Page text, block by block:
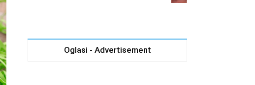
Oglasi - Advertisement